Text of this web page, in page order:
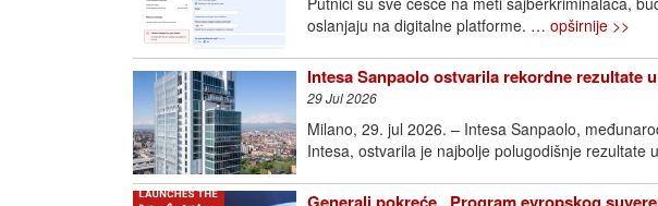
oslanjaju na digitalne platforme. … opširnije >>
Intesa Sanpaolo ostvarila rekordne rezultate
29 Jul 2026
Milano, 29. jul 2026. – Intesa Sanpaolo,
Intesa, ostvarila je najbolje polugodišnje rezultate u